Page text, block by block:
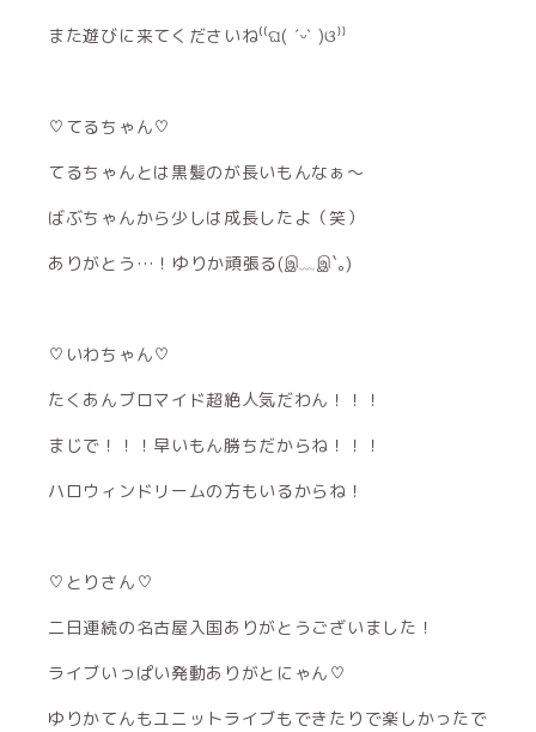
また遊びに来てくださいね⁽⁽ଘ( ˊᵕˋ )ଓ⁾⁾
♡てるちゃん♡
てるちゃんとは黒髪のが長いもんなぁ〜
ばぶちゃんから少しは成長したよ（笑）
ありがとう…！ゆりか頑張る(இ﹏இ`｡)
♡いわちゃん♡
たくあんブロマイド超絶人気だわん！！！
まじで！！！早いもん勝ちだからね！！！
ハロウィンドリームの方もいるからね！
♡とりさん♡
二日連続の名古屋入国ありがとうございました！
ライブいっぱい発動ありがとにゃん♡
ゆりかてんもユニットライブもできたりで楽しかったで